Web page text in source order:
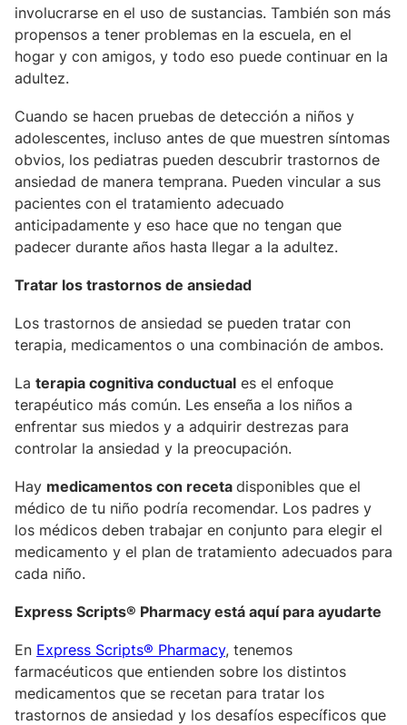
involucrarse en el uso de sustancias. También son más
propensos a tener problemas en la escuela, en el
hogar y con amigos, y todo eso puede continuar en la
adultez.
Cuando se hacen pruebas de detección a niños y
adolescentes, incluso antes de que muestren síntomas
obvios, los pediatras pueden descubrir trastornos de
ansiedad de manera temprana. Pueden vincular a sus
pacientes con el tratamiento adecuado
anticipadamente y eso hace que no tengan que
padecer durante años hasta llegar a la adultez.
Tratar los trastornos de ansiedad
Los trastornos de ansiedad se pueden tratar con
terapia, medicamentos o una combinación de ambos.
La terapia cognitiva conductual es el enfoque
terapéutico más común. Les enseña a los niños a
enfrentar sus miedos y a adquirir destrezas para
controlar la ansiedad y la preocupación.
Hay medicamentos con receta disponibles que el
médico de tu niño podría recomendar. Los padres y
los médicos deben trabajar en conjunto para elegir el
medicamento y el plan de tratamiento adecuados para
cada niño.
Express Scripts® Pharmacy está aquí para ayudarte
En Express Scripts® Pharmacy, tenemos
farmacéuticos que entienden sobre los distintos
medicamentos que se recetan para tratar los
trastornos de ansiedad y los desafíos específicos que